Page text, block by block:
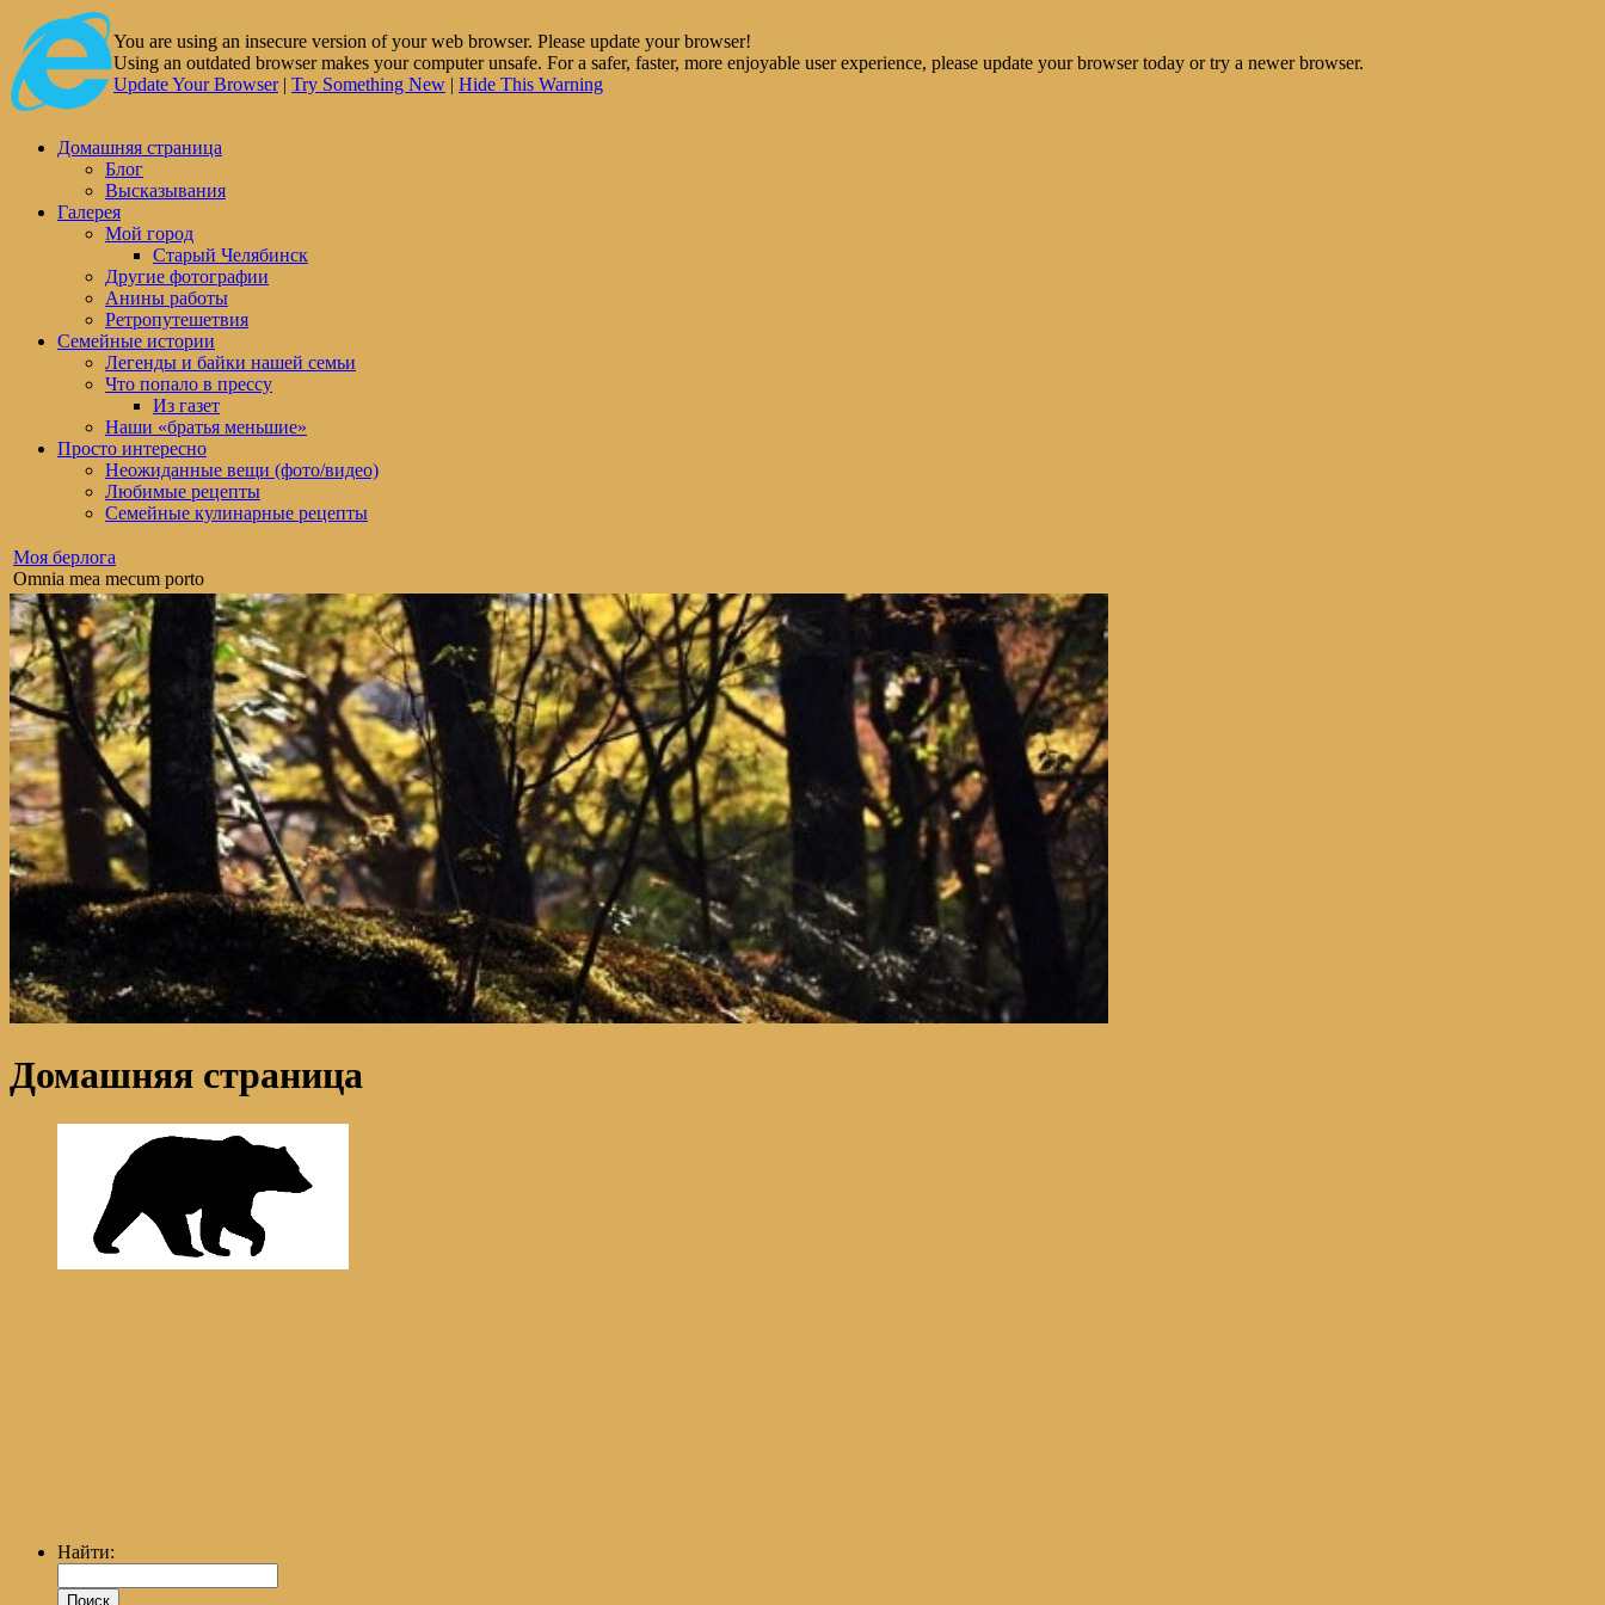
You are using an insecure version ofyour web browser. Please update your browser!
Using an outdated browser makes your computer unsafe. For a safer, faster, more enjoyable user experience, please update your browser today or try a newer browser.
Update Your Browser| Try Something New | Hide This Warning
Домашняя страница
Блог
Высказывания
Галерея
Мой город
Старый Челябинск
Другие фотографии
Анины работы
Ретропутешетвия
Семейные истории
Легенды и байки нашей семьи
Что попало в прессу
Из газет
Наши «братья меньшие»
Просто интересно
Неожиданные вещи (фото/видео)
Любимые рецепты
Семейные кулинарные рецепты
Моя берлога
Omnia mea mecum porto
Домашняя страница
Найти: